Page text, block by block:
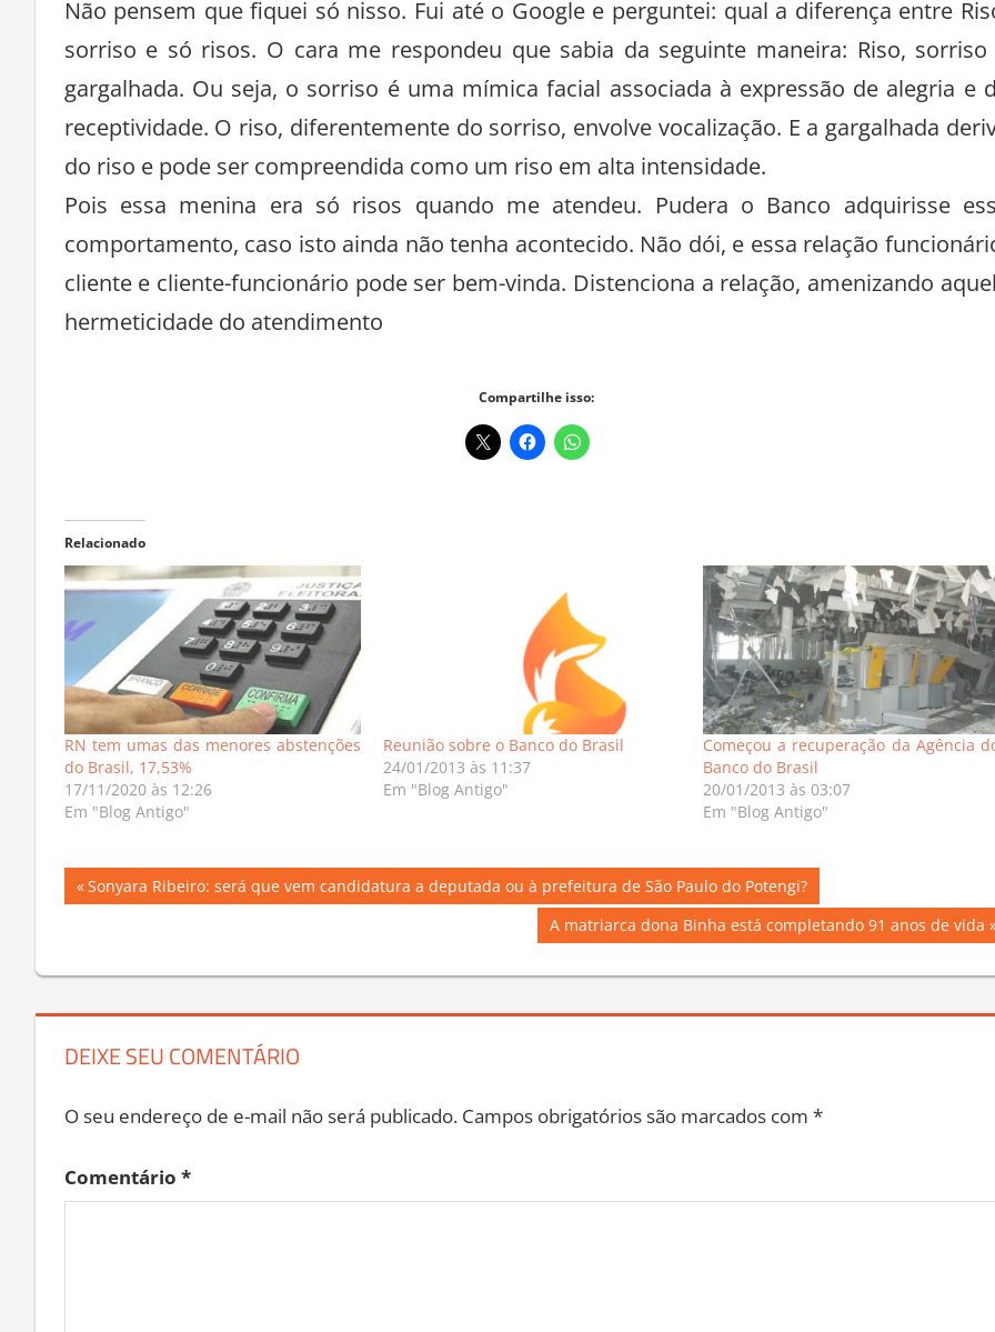
Não pensem que fiquei só nisso. Fui até o Google e perguntei: qual a diferença entre
sorriso e só risos. O cara me respondeu que sabia da seguinte maneira: Riso, sorriso
gargalhada. Ou seja, o sorriso é uma mímica facial associada à expressão de alegria e
receptividade. O riso, diferentemente do sorriso, envolve vocalização. E a gargalhada
do riso e pode ser compreendida como um riso em alta intensidade.
Pois essa menina era só risos quando me atendeu. Pudera o Banco adquirisse
comportamento, caso isto ainda não tenha acontecido. Não dói, e essa relação
cliente e cliente-funcionário pode ser bem-vinda. Distenciona a relação, amenizando
hermeticidade do atendimento
Compartilhe isso:
RN tem umas das menores abstenções
do Brasil, 17,53%
17/11/2020 às 12:26
Em "Blog Antigo"
Reunião sobre o Banco do Brasil
24/01/2013 às 11:37
Em "Blog Antigo"
Começou a recuperação da Agência
Banco do Brasil
20/01/2013 às 03:07
Em "Blog Antigo"
Navegação
Post
Previous
Sonyara Ribeiro: será que vem candidatura a deputada ou à prefeitura de São Paulo do Potengi?
Next
A matriarca dona Binha está completando 91 anos de vida
DEIXE SEU COMENTÁRIO
O seu endereço de e-mail não será publicado. Campos obrigatórios são marcados com
Comentário